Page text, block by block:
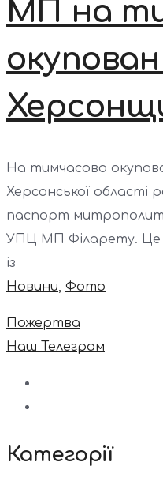
МП на
На тимчасово
Херсонської області
паспорт митрополиту
УПЦ МП Філарету. Це
із
Новини, Фото
Пожертва
Наш Телеграм
Категорії